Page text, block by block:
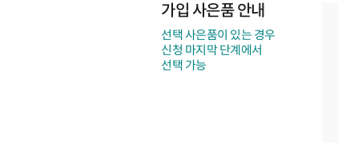
가입 사은품 안내
선택 사은품이 있는 경우
신청 마지막 단계에서
선택 가능